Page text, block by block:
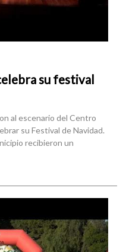
su festival
al escenario del Centro
su Festival de Navidad.
recibieron un